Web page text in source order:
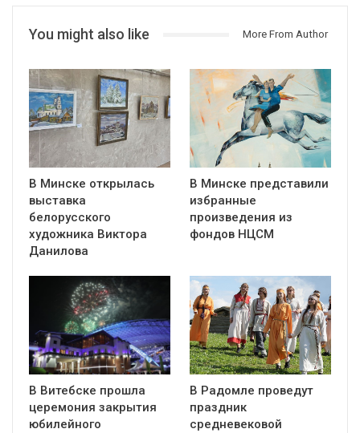
You might also like More From Author
В Минске открылась
выставка
белорусского
художника Виктора
Данилова
В Минске представили
избранные
произведения из
фондов НЦСМ
В Витебске прошла
церемония закрытия
юбилейного
В Радомле проведут
праздник
средневековой